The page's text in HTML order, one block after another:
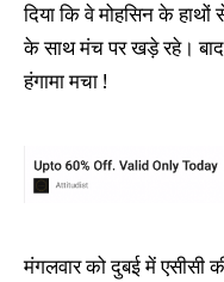
दिया कि वे मोहसिन के हाथों
के साथ मंच पर खड़े रहे।
हंगामा मचा !
मंगलवार को दुबई में एसीसी